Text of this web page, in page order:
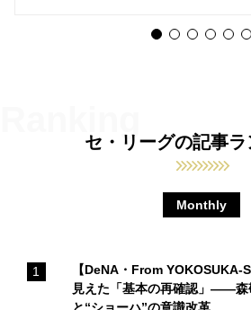
セ・リーグの記事
Monthly
【DeNA・From YOKOSUKA-
見えた「基本の再確認」——森